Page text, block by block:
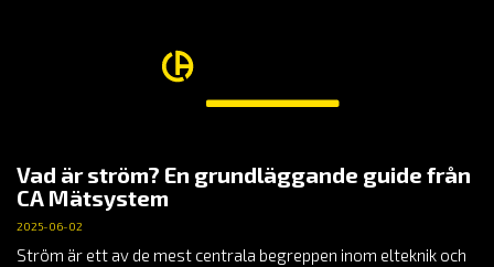
Vad är ström? En grundläggande guide från
CA Mätsystem
2025-06-02
Ström är ett av de mest centrala begreppen inom elteknik och